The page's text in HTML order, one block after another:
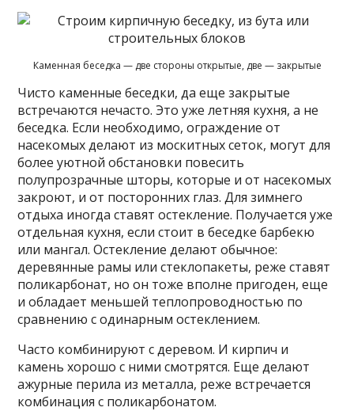
Каменная беседка — две стороны открытые, две — закрытые
Чисто каменные беседки, да еще закрытые
встречаются нечасто. Это уже летняя кухня, а не
беседка. Если необходимо, ограждение от
насекомых делают из москитных сеток, могут для
более уютной обстановки повесить
полупрозрачные шторы, которые и от насекомых
закроют, и от посторонних глаз. Для зимнего
отдыха иногда ставят остекление. Получается уже
отдельная кухня, если стоит в беседке барбекю
или мангал. Остекление делают обычное:
деревянные рамы или стеклопакеты, реже ставят
поликарбонат, но он тоже вполне пригоден, еще
и обладает меньшей теплопроводностью по
сравнению с одинарным остеклением.
Часто комбинируют с деревом. И кирпич и
камень хорошо с ними смотрятся. Еще делают
ажурные перила из металла, реже встречается
комбинация с поликарбонатом.